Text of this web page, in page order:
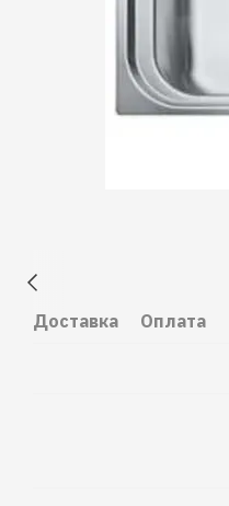
Доставка Оплата